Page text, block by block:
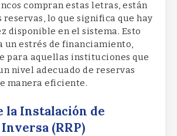
compran estas letras, están
lo que significa que hay
disponible en el sistema. Esto
un estrés de financiamiento,
para aquellas instituciones que
nivel adecuado de reservas
manera eficiente.
la Instalación de
(RRP)